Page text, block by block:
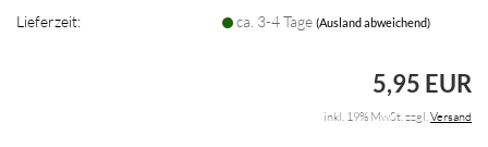
Lieferzeit:
ca. 3-4 Tage(Ausland abweichend)
5,95 EUR
inkl. 19% MwSt. zzgl.Versand